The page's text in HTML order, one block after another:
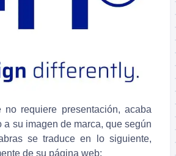
no requiere presentación, acaba
a su imagen de marca, que según
se traduce en lo siguiente,
de su página web: